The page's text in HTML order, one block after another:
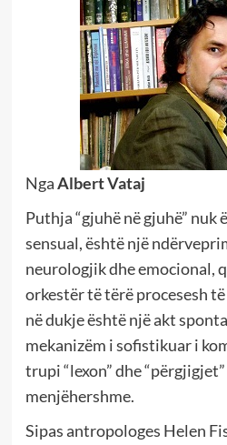
NgaAlbert Vataj
Puthja “gjuhë në gjuhë”
sensual, është një
neurologjik dhe emocional,
orkestër të tërë procesesh
në dukje është një akt
mekanizëm i sofistikuar i
trupi “lexon” dhe
menjëhershme.
Sipas antropologes Helen